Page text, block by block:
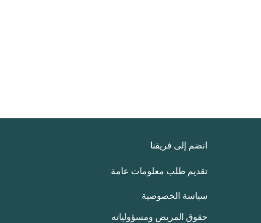
انضم إلى فريقنا
تقديم طلب معلومات عامة
سياسة الخصوصية
حقوق المريض ومسؤولياته